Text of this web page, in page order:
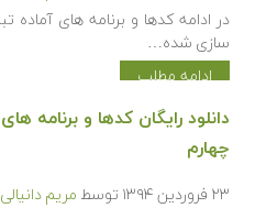
سازی شده…
ادامه مطلب
چهارم
۲۳ فروردین ۱۳۹۴ توسط مریم دانیالی